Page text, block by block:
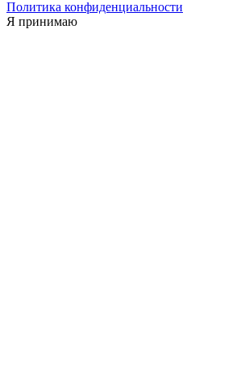
Политика конфиденциальности
Я принимаю